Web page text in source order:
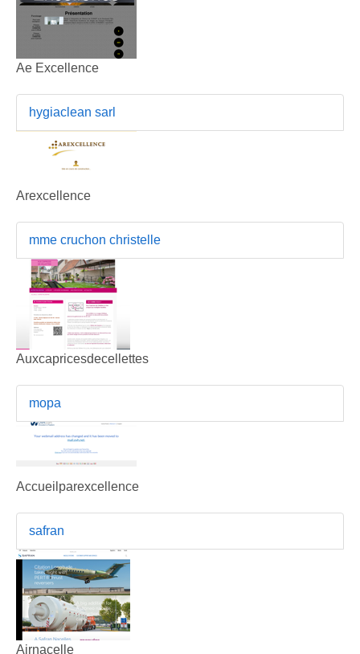
Ae Excellence
hygiaclean sarl
Arexcellence
mme cruchon christelle
Auxcapricesdecellettes
mopa
Accueilparexcellence
safran
Airnacelle